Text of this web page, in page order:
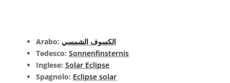
Arabo: الكسوف الشمسي
Tedesco: Sonnenfinsternis
Inglese: Solar Eclipse
Spagnolo: Eclipse solar